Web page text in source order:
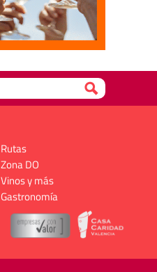
Rutas
Zona DO
Vinos y más
Gastronomía